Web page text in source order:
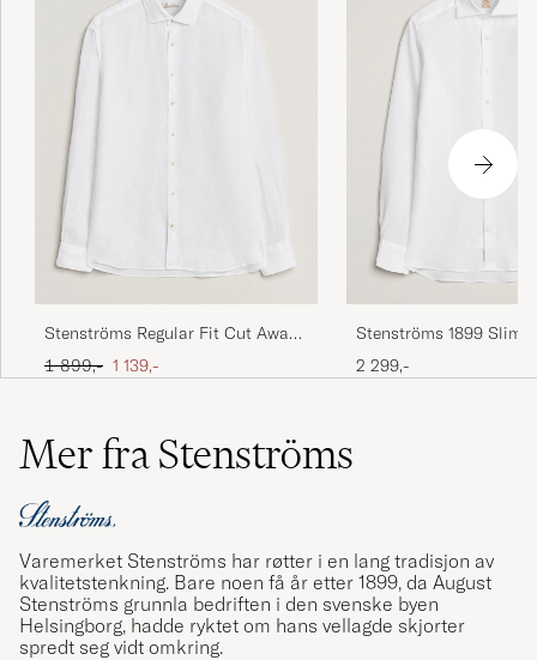
Stenströms Regular Fit Cut Away
Linen Shirt White
Ordinær pris
1 899,- Nedsatt pris
1 139,-
Stenströms 1899 Slim
White
2 299,-
Mer fra Stenströms
Varemerket Stenströms har røtter i en lang tradisjon av
kvalitetstenkning. Bare noen få år etter 1899, da August
Stenströms grunnla bedriften i den svenske byen
Helsingborg, hadde ryktet om hans vellagde skjorter
spredt seg vidt omkring.